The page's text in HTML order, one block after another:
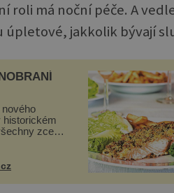
roli má noční péče. A
jakkolik bývají
historickém
zcela
se mohou